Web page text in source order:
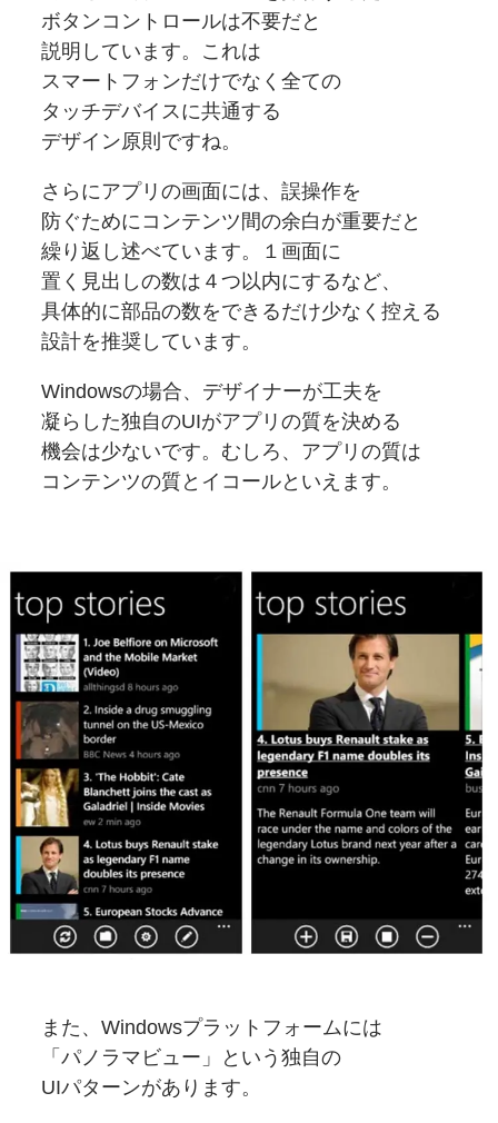
ボタンコントロールは不要だと
説明しています。 これは
スマートフォンだけでなく全ての
タッチデバイスに共通する
デザイン原則ですね。
さらにアプリの画面には、誤操作を
防ぐためにコンテンツ間の余白が重要だと
繰り返し述べています。１画面に
置く見出しの数は４つ以内にするなど、
具体的に部品の数をできるだけ少なく控える
設計を推奨しています。
Windowsの場合、 デザイナーが工夫を
凝らした独自のUIがアプリの質を決める
機会は少ないです。 むしろ、 アプリの質は
コンテンツの質と イコールと いえます。
また、Windowsプラットフォームには
「パノラマビュー」と いう独自の
UIパターンがあります。